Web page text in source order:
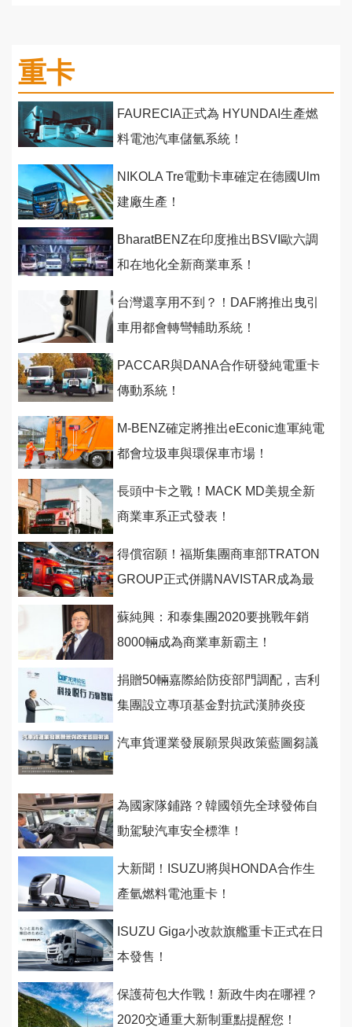
重卡
FAURECIA正式為 HYUNDAI生產燃
料電池汽車儲氫系統！
NIKOLA Tre電動卡車確定在德國Ulm
建廠生產！
BharatBENZ在印度推出BSVI歐六調
和在地化全新商業車系！
台灣還享用不到？！DAF將推出曳引
車用都會轉彎輔助系統！
PACCAR與DANA合作研發純電重卡
傳動系統！
M-BENZ確定將推出eEconic進軍純電
都會垃圾車與環保車市場！
長頭中卡之戰！MACK MD美規全新
商業車系正式發表！
得償宿願！福斯集團商車部TRATON
GROUP正式併購NAVISTAR成為最
蘇純興：和泰集團2020要挑戰年銷
8000輛成為商業車新霸主！
捐贈50輛嘉際給防疫部門調配，吉利
集團設立專項基金對抗武漢肺炎疫
汽車貨運業發展願景與政策藍圖芻議
為國家隊鋪路？韓國領先全球發佈自
動駕駛汽車安全標準！
大新聞！ISUZU將與HONDA合作生
產氫燃料電池重卡！
ISUZU Giga小改款旗艦重卡正式在日
本發售！
保護荷包大作戰！新政牛肉在哪裡？
2020交通重大新制重點提醒您！